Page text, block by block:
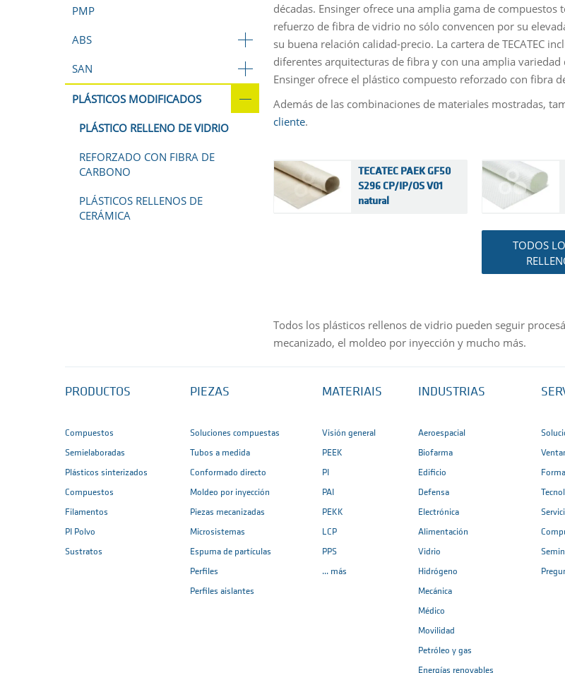
PMP
ABS
SAN
PLÁSTICOS MODIFICADOS
PLÁSTICO RELLENO DE VIDRIO
REFORZADO CON FIBRA DE
CARBONO
PLÁSTICOS RELLENOS DE
CERÁMICA
décadas. Ensinger ofrece una amplia gama de
refuerzo de fibra de vidrio no sólo convencen por su
su buena relación calidad-precio. La cartera de TECATEC
diferentes arquitecturas de fibra y con una amplia
Ensinger ofrece el plástico compuesto reforzado con fibra
Además de las combinaciones de materiales mostradas,
cliente.
TECATEC PAEK GF50
S296 CP/IP/OS V01
natural
TODOS
Todos los plásticos rellenos de vidrio pueden seguir
mecanizado, el moldeo por inyección y mucho más.
PRODUCTOS
Compuestos
Semielaboradas
Plásticos sinterizados
Compuestos
Filamentos
PI Polvo
Sustratos
PIEZAS
Soluciones compuestas
Tubos a medida
Conformado directo
Moldeo por inyección
Piezas mecanizadas
Microsistemas
Espuma de partículas
Perfiles
Perfiles aislantes
MATERIAIS
Visión general
PEEK
PI
PAI
PEKK
LCP
PPS
... más
INDUSTRIAS
Aeroespacial
Biofarma
Edificio
Defensa
Electrónica
Alimentación
Vidrio
Hidrógeno
Mecánica
Médico
Movilidad
Petróleo y gas
Energías renovables